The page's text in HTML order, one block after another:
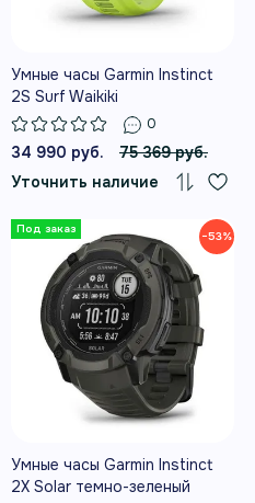
Умные часы Garmin Instinct
2S Surf Waikiki
0
34 990 руб.
75 369 руб.
Уточнить наличие
−53%
Умные часы Garmin Instinct
2X Solar темно-зеленый